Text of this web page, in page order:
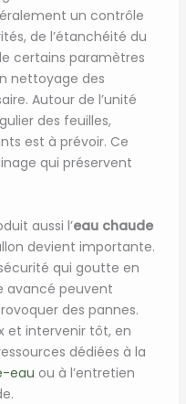
un contrôle
de l’étanchéité du
certains paramètres
nettoyage des
Autour de l’unité
des feuilles,
est à prévoir. Ce
qui préservent
aussi l’eau chaude
devient importante.
qui goutte en
avancé peuvent
des pannes.
et intervenir tôt, en
dédiées à la
eau ou à l’entretien